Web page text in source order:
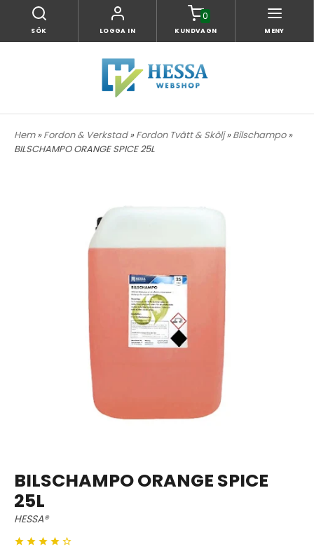
SÖK LOGGA IN
0
KUNDVAGN MENY
Hem»Fordon & Verkstad»Fordon Tvätt & Skölj»Bilschampo»
BILSCHAMPO ORANGE SPICE 25L
BILSCHAMPO ORANGE SPICE
25L
HESSA®